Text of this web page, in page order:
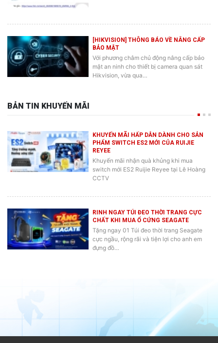
BẢO MẬT
Với phương châm chủ động nâng cấp bảo
mật an ninh cho thiết bị camera quan sát
Hikvision, vừa qua…
BẢN TIN KHUYẾN MÃI
PHẨM SWITCH ES2 MỚI CỦA RUIJIE
REYEE
Khuyến mãi nhận quà khủng khi mua
switch mới ES2 Ruijie Reyee tại Lê Hoàng
CCTV
CHẤT KHI MUA Ổ CỨNG SEAGATE
Tặng ngay 01 Túi đeo thời trang Seagate
cực ngầu, rộng rãi và tiện lợi cho anh em
đựng đồ…